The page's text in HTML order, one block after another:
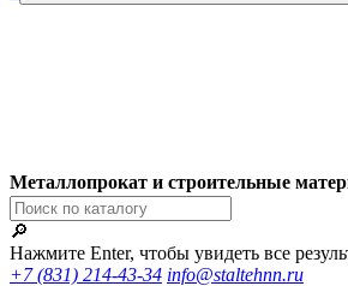
Металлопрокат и строительные
🔎
Нажмите Enter, чтобы увидеть все
+7 (831) 214-43-34 info@staltehnn.ru